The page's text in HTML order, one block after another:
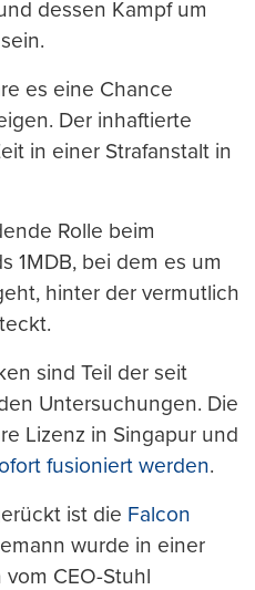
dessen Kampf um
es eine Chance
Der inhaftierte
in einer Strafanstalt in
Rolle beim
1MDB, bei dem es um
hinter der vermutlich
sind Teil der seit
Untersuchungen. Die
Lizenz in Singapur und
fusioniert werden.
ist die Falcon
wurde in einer
CEO-Stuhl